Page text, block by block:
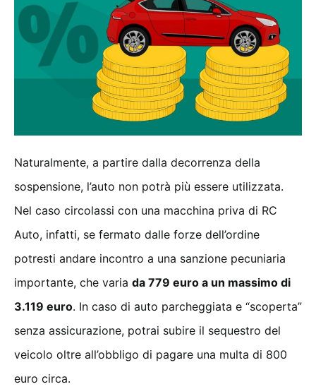
Naturalmente, a partire dalla decorrenza della
sospensione, l’auto non potrà più essere utilizzata.
Nel caso circolassi con una macchina priva di RC
Auto, infatti, se fermato dalle forze dell’ordine
potresti andare incontro a una sanzione pecuniaria
importante, che varia da 779 euro a un massimo di
3.119 euro. In caso di auto parcheggiata e “scoperta”
senza assicurazione, potrai subire il sequestro del
veicolo oltre all’obbligo di pagare una multa di 800
euro circa.